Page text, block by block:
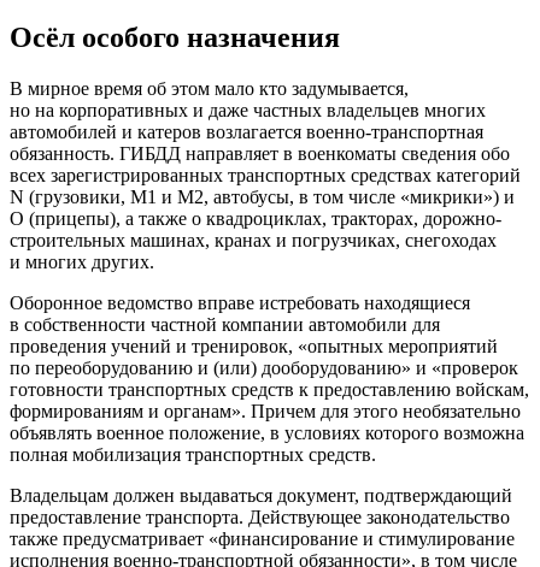
Осёл особого назначения
В мирное время об этом мало кто задумывается,
но на корпоративных и даже частных владельцев многих
автомобилей и катеров возлагается военно-транспортная
обязанность. ГИБДД направляет в военкоматы сведения обо
всех зарегистрированных транспортных средствах категорий
N (грузовики, M1 и M2, автобусы, в том числе «микрики») и
O (прицепы), а также о квадроциклах, тракторах, дорожно-
строительных машинах, кранах и погрузчиках, снегоходах
и многих других.
Оборонное ведомство вправе истребовать находящиеся
в собственности частной компании автомобили для
проведения учений и тренировок, «опытных мероприятий
по переоборудованию и (или) дооборудованию» и «проверок
готовности транспортных средств к предоставлению войскам,
формированиям и органам». Причем для этого необязательно
объявлять военное положение, в условиях которого возможна
полная мобилизация транспортных средств.
Владельцам должен выдаваться документ, подтверждающий
предоставление транспорта. Действующее законодательство
также предусматривает «финансирование и стимулирование
исполнения военно-транспортной обязанности», в том числе